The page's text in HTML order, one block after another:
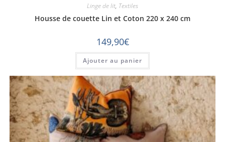
Linge de lit, Textiles
Housse de couette Lin et Coton 220 x 240 cm
149,90€
Ajouter au panier